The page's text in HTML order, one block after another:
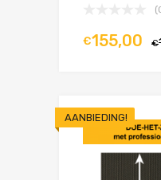
€
€155,00
AANBIEDING!